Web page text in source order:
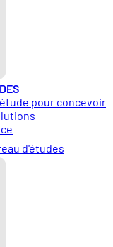
pour concevoir
d'études